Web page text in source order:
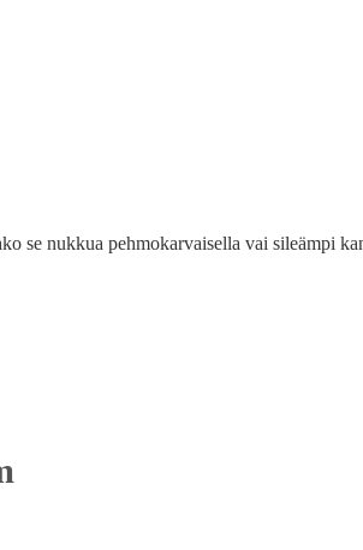
nukkua pehmokarvaisella vai sileämpi